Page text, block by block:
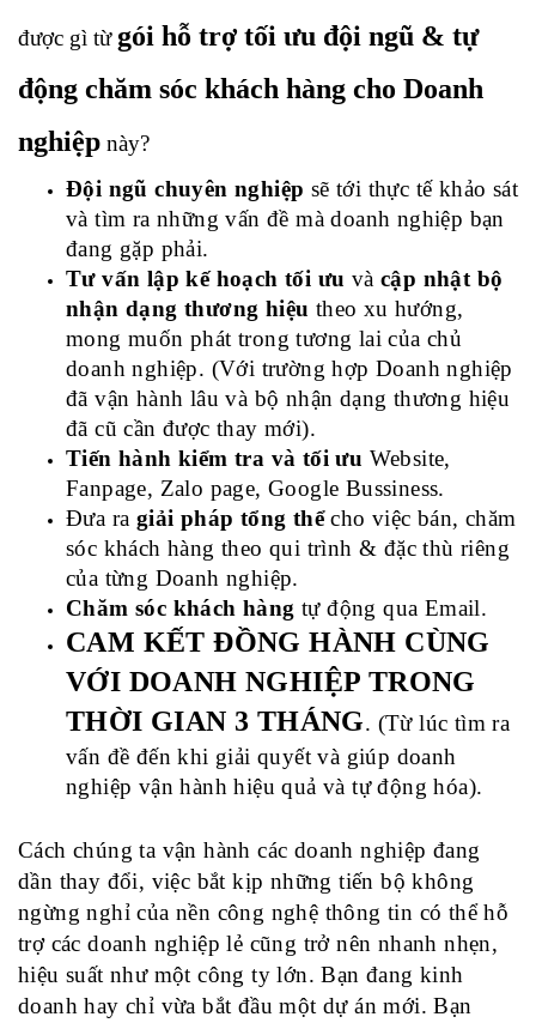
được gì từ gói hỗ trợ tối ưu đội ngũ & tự
động chăm sóc khách hàng cho Doanh
nghiệp này?
Đội ngũ chuyên nghiệp sẽ tới thực tế khảo sát
và tìm ra những vấn đề mà doanh nghiệp bạn
đang gặp phải.
Tư vấn lập kế hoạch tối ưu và cập nhật bộ
nhận dạng thương hiệu theo xu hướng,
mong muốn phát trong tương lai của chủ
doanh nghiệp. (Với trường hợp Doanh nghiệp
đã vận hành lâu và bộ nhận dạng thương hiệu
đã cũ cần được thay mới).
Tiến hành kiểm tra và tối ưu Website,
Fanpage, Zalo page, Google Bussiness.
Đưa ra giải pháp tổng thể cho việc bán, chăm
sóc khách hàng theo qui trình & đặc thù riêng
của từng Doanh nghiệp.
Chăm sóc khách hàng tự động qua Email.
CAM KẾT ĐỒNG HÀNH CÙNG
VỚI DOANH NGHIỆP TRONG
THỜI GIAN 3 THÁNG. (Từ lúc tìm ra
vấn đề đến khi giải quyết và giúp doanh
nghiệp vận hành hiệu quả và tự động hóa).
Cách chúng ta vận hành các doanh nghiệp đang
dần thay đổi, việc bắt kịp những tiến bộ không
ngừng nghỉ của nền công nghệ thông tin có thể hỗ
trợ các doanh nghiệp lẻ cũng trở nên nhanh nhẹn,
hiệu suất như một công ty lớn. Bạn đang kinh
doanh hay chỉ vừa bắt đầu một dự án mới. Bạn